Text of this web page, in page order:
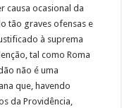
causa ocasional da
tão graves ofensas e
à suprema
tal como Roma
não é uma
que, havendo
da Providência,